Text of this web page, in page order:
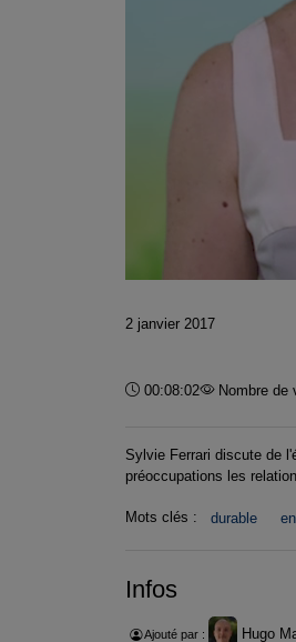
2 janvier 2017
Durée :
00:08:02 Nombre de
Sylvie Ferrari discute de
préoccupations les
Mots clés : durable
Infos
Ajouté par : Hugo